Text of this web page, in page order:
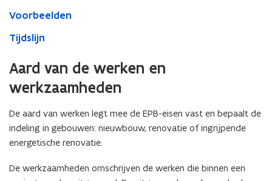
Voorbeelden
Tijdslijn
Aard van de werken en
werkzaamheden
De aard van werken legt mee de EPB-eisen vast en bepaalt de
indeling in gebouwen: nieuwbouw, renovatie of ingrijpende
energetische renovatie.
De werkzaamheden omschrijven de werken die binnen een